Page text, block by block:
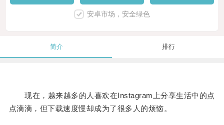
安卓市场，安全绿色
简介 排行
现在，越来越多的人喜欢在Instagram上分享生活中的点
点滴滴，但下载速度慢却成为了很多人的烦恼。